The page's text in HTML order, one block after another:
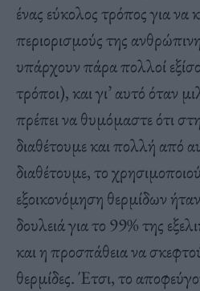
ένας εύκολος τρόπος για να
περιορισμούς της
υπάρχουν πάρα πολλοί
τρόποι), και γι’ αυτό όταν
πρέπει να θυμόμαστε ότι
διαθέτουμε και πολλή από
διαθέτουμε, το
εξοικονόμηση θερμίδων
δουλειά για το 99% της
και η προσπάθεια να
θερμίδες. Έτσι, το